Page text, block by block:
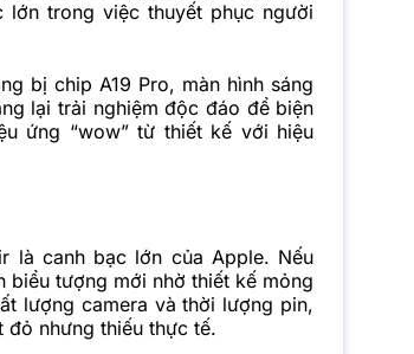
trong việc thuyết phục người
bị chip A19 Pro, màn hình sáng
lại trải nghiệm độc đáo để biện
ứng “wow” từ thiết kế với hiệu
là canh bạc lớn của Apple. Nếu
biểu tượng mới nhờ thiết kế mỏng
lượng camera và thời lượng pin,
đỏ nhưng thiếu thực tế.